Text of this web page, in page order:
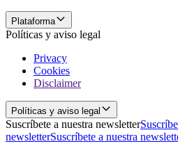
Plataforma
Políticas y aviso legal
Privacy
Cookies
Disclaimer
Políticas y aviso legal
Suscríbete a nuestra newsletter
newsletterSuscríbete a nuestra